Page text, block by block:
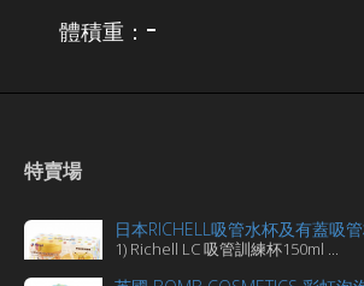
體積重： -
特賣場
日本RICHELL吸管水杯及有蓋吸
1) Richell LC 吸管訓練杯150ml ...